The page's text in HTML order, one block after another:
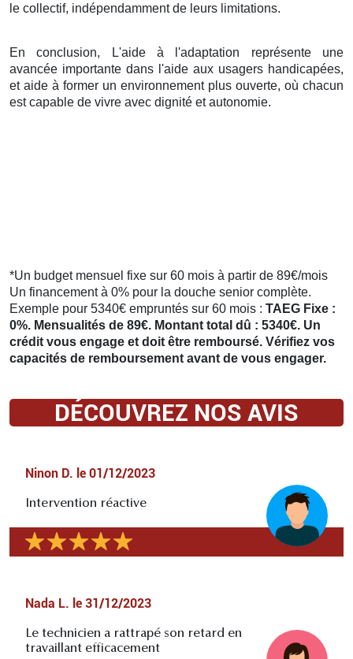
le collectif, indépendamment de leurs limitations.
En conclusion, L'aide à l'adaptation représente une
avancée importante dans l'aide aux usagers handicapées,
et aide à former un environnement plus ouverte, où chacun
est capable de vivre avec dignité et autonomie.
*Un budget mensuel fixe sur 60 mois à partir de 89€/mois
Un financement à 0% pour la douche senior complète.
Exemple pour 5340€ empruntés sur 60 mois : TAEG Fixe :
0%. Mensualités de 89€. Montant total dû : 5340€. Un
crédit vous engage et doit être remboursé. Vérifiez vos
capacités de remboursement avant de vous engager.
DÉCOUVREZ NOS AVIS
Ninon D. le 01/12/2023
Intervention réactive
Nada L. le 31/12/2023
Le technicien a rattrapé son retard en
travaillant efficacement